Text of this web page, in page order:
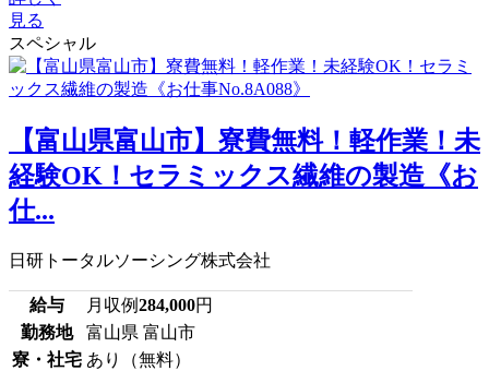
見る
スペシャル
【富山県富山市】寮費無料！軽作業！未
経験OK！セラミックス繊維の製造《お
仕...
日研トータルソーシング株式会社
給与 月収例284,000円
勤務地
富山県 富山市
寮・社宅 あり（無料）